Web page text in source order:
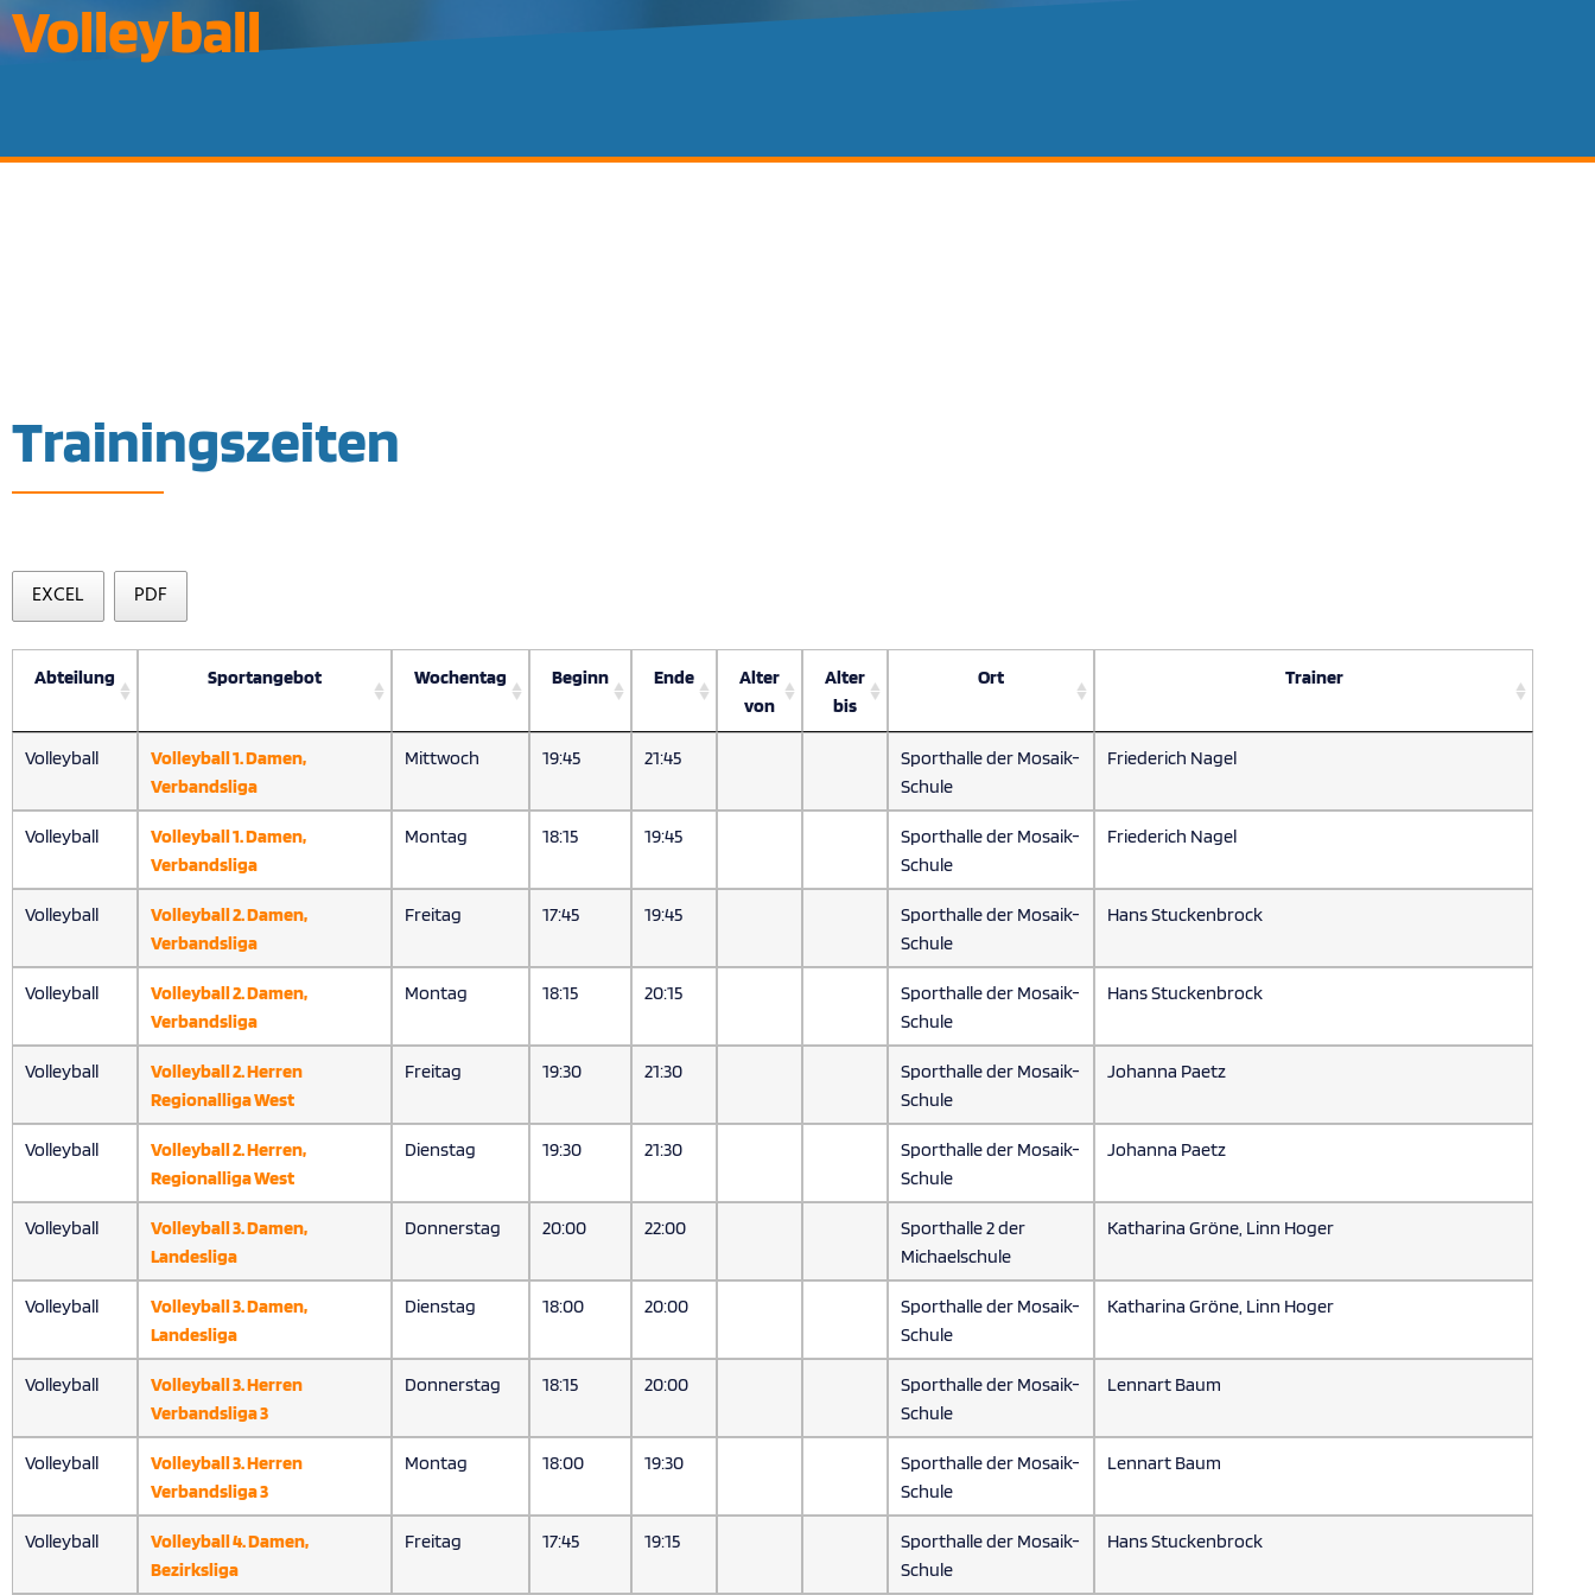
Volleyball
Trainingszeiten
EXCEL PDF
Abteilung Sportangebot Wochentag Beginn Ende
Alter
von
Alter
bis
Ort Trainer
Volleyball
Volleyball 1. Damen,
Verbandsliga
Mittwoch 19:45 21:45
Sporthalle der Mosaik-
Schule
Friederich Nagel
Volleyball
Volleyball 1. Damen,
Verbandsliga
Montag 18:15 19:45
Sporthalle der Mosaik-
Schule
Friederich Nagel
Volleyball
Volleyball 2. Damen,
Verbandsliga
Freitag 17:45 19:45
Sporthalle der Mosaik-
Schule
Hans Stuckenbrock
Volleyball
Volleyball 2. Damen,
Verbandsliga
Montag 18:15 20:15
Sporthalle der Mosaik-
Schule
Hans Stuckenbrock
Volleyball
Volleyball 2. Herren
Regionalliga West
Freitag 19:30 21:30
Sporthalle der Mosaik-
Schule
Johanna Paetz
Volleyball
Volleyball 2. Herren,
Regionalliga West
Dienstag 19:30 21:30
Sporthalle der Mosaik-
Schule
Johanna Paetz
Volleyball
Volleyball 3. Damen,
Landesliga
Donnerstag 20:00 22:00
Sporthalle 2 der
Michaelschule
Katharina Gröne, Linn Hoger
Volleyball
Volleyball 3. Damen,
Landesliga
Dienstag 18:00 20:00
Sporthalle der Mosaik-
Schule
Katharina Gröne, Linn Hoger
Volleyball
Volleyball 3. Herren
Verbandsliga 3
Donnerstag 18:15 20:00
Sporthalle der Mosaik-
Schule
Lennart Baum
Volleyball
Volleyball 3. Herren
Verbandsliga 3
Montag 18:00 19:30
Sporthalle der Mosaik-
Schule
Lennart Baum
Volleyball
Volleyball 4. Damen,
Bezirksliga
Freitag 17:45 19:15
Sporthalle der Mosaik-
Schule
Hans Stuckenbrock